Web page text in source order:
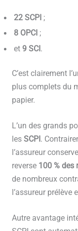
22 SCPI ;
8 OPCI ;
et 9 SCI .
C’est clairement
plus complets du
papier.
L’un des grands
les SCPI .
l’assureur
reverse 100 % des
de nombreux
l’assureur prélève
Autre avantage